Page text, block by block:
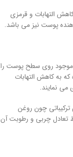
کاهش التهابات و قرمزی
پوست نیز می باشد.
روی سطح پوست را
به کاهش التهابات
نمایند.
ترکیباتی چون روغن
تعادل چربی و رطوبت آن